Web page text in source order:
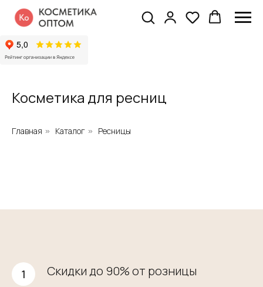
Косметика для ресниц
Главная » Каталог » Ресницы
Скидки до 90% от розницы